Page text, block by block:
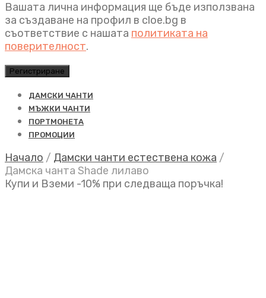
Вашата лична информация ще бъде използвана
за създаване на профил в cloe.bg в
съответствие с нашата политиката на
поверителност.
Регистриране
ДАМСКИ ЧАНТИ
МЪЖКИ ЧАНТИ
ПОРТМОНЕТА
ПРОМОЦИИ
Начало / Дамски чанти естествена кожа /
Дамска чанта Shade лилаво
Купи и Вземи -10% при следваща поръчка!